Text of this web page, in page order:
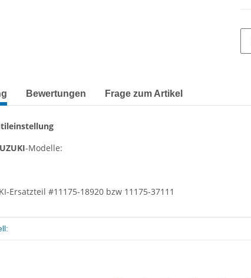
anzeigen
Bewertungen Frage zum Artikel
-Modelle:
Ersatzteil #11175-18920 bzw 11175-37111